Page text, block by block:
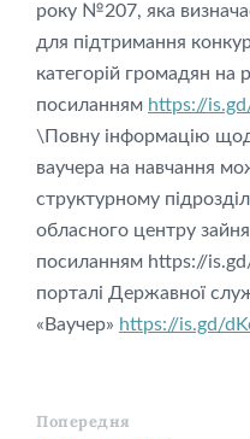
року №207, яка
для підтримання
категорій громадян на
посиланням https://
\Повну інформацію
ваучера на навчання
структурному
обласного центру
посиланням https://
порталі Державної
«Ваучер» https://is.gd/
Попередня